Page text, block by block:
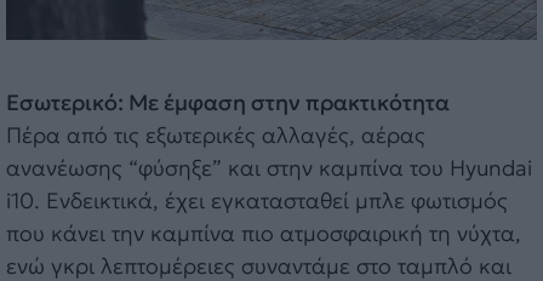
Εσωτερικό: Με έμφαση στην πρακτικότητα
Πέρα από τις εξωτερικές αλλαγές, αέρας
ανανέωσης “φύσηξε” και στην καμπίνα του Hyundai
i10. Ενδεικτικά, έχει εγκατασταθεί μπλε φωτισμός
που κάνει την καμπίνα πιο ατμοσφαιρική τη νύχτα,
ενώ γκρι λεπτομέρειες συναντάμε στο ταμπλό και